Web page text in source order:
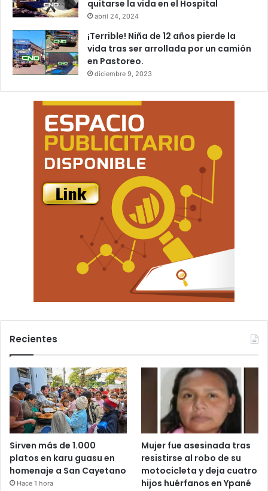
quitarse la vida en el Hospital
abril 24, 2024
¡Terrible! Niña de 12 años pierde la
vida tras ser arrollada por un camión
en Pastoreo.
diciembre 9, 2023
Recientes
Sirven más de 1.000
platos en karu guasu en
homenaje a San Cayetano
Hace 1 hora
Mujer fue asesinada tras
resistirse al robo de su
motocicleta y deja cuatro
hijos huérfanos en Ypané